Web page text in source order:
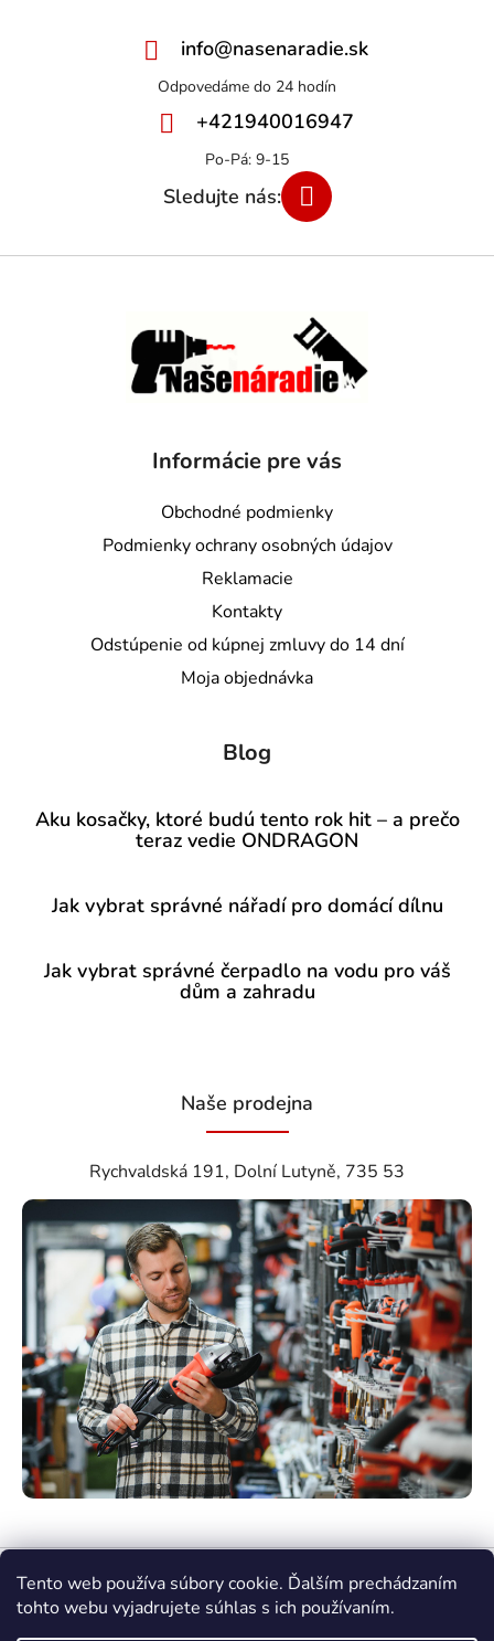
Tento web používa súbory cookie. Ďalším prechádzaním
tohto webu vyjadrujete súhlas s ich používaním.
info@nasenaradie.sk
+421940016947
Informácie pre vás
Obchodné podmienky
Podmienky ochrany osobných údajov
Reklamacie
Kontakty
Odstúpenie od kúpnej zmluvy do 14 dní
Moja objednávka
Blog
Aku kosačky, ktoré budú tento rok hit – a prečo
teraz vedie ONDRAGON
Jak vybrat správné nářadí pro domácí dílnu
Jak vybrat správné čerpadlo na vodu pro váš
dům a zahradu
Naše prodejna
Rychvaldská 191, Dolní Lutyně, 735 53